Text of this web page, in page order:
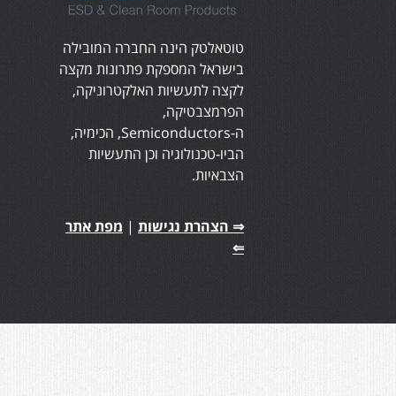
טוטאלטק הינה החברה המובילה
בישראל המספקת פתרונות מקצה
לקצה לתעשיות האלקטרוניקה,
הפרמצבטיקה,
ה-Semiconductors, הכימיה,
הביו-טכנולוגיה וכן התעשיות
הצבאיות.
⇒ הצהרת נגישות | מפת אתר
⇐